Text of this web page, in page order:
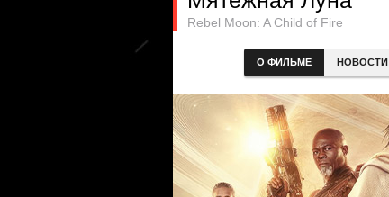
Rebel Moon: A Child of Fire
О ФИЛЬМЕ НОВОСТИ